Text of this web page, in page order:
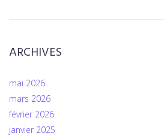
ARCHIVES
mai 2026
mars 2026
février 2026
janvier 2025